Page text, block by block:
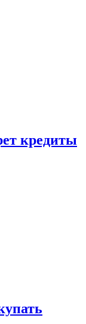
кредиты